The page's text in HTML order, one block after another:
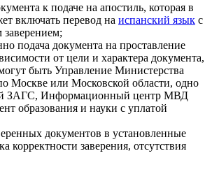
к подаче на апостиль, которая в
включать перевод на испанский язык с
подача документа на проставление
от цели и характера документа,
быть Управление Министерства
Москве или Московской области, одно
ЗАГС, Информационный центр МВД
образования и науки с уплатой
документов в установленные
корректности заверения, отсутствия